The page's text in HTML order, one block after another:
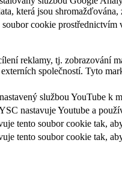
která jsou
cookie
reklamy, tj. zobrazování
společností. Tyto
službou YouTube k
nastavuje Youtube a
tento soubor cookie tak,
tento soubor cookie tak,